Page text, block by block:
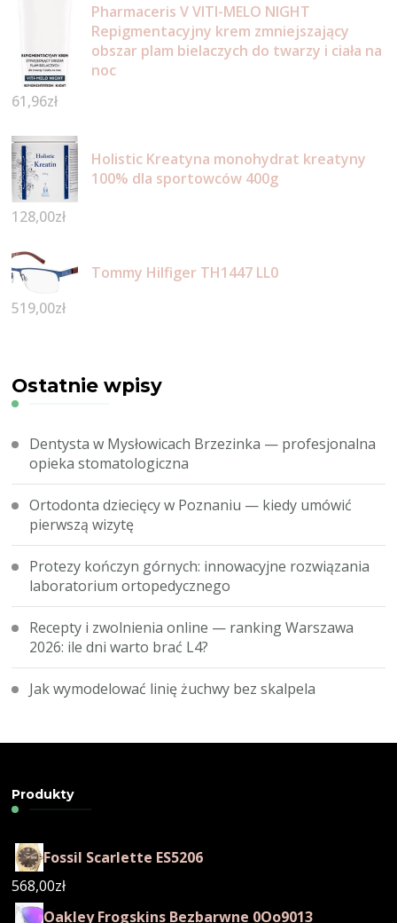
Pharmaceris V VITI-MELO NIGHT
Repigmentacyjny krem zmniejszający
obszar plam bielaczych do twarzy i ciała na
noc
61,96zł
Holistic Kreatyna monohydrat kreatyny
100% dla sportowców 400g
128,00zł
Tommy Hilfiger TH1447 LL0
519,00zł
Ostatnie wpisy
Dentysta w Mysłowicach Brzezinka — profesjonalna
opieka stomatologiczna
Ortodonta dziecięcy w Poznaniu — kiedy umówić
pierwszą wizytę
Protezy kończyn górnych: innowacyjne rozwiązania
laboratorium ortopedycznego
Recepty i zwolnienia online — ranking Warszawa
2026: ile dni warto brać L4?
Jak wymodelować linię żuchwy bez skalpela
Produkty
Fossil Scarlette ES5206
568,00zł
Oakley Frogskins Bezbarwne 0Oo9013